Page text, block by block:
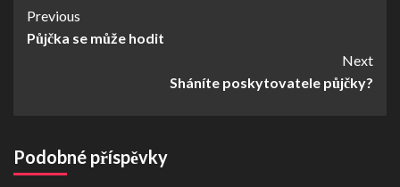
Continue
Reading
Previous
Půjčka se může hodit
Next
Sháníte poskytovatele půjčky?
Podobné příspěvky